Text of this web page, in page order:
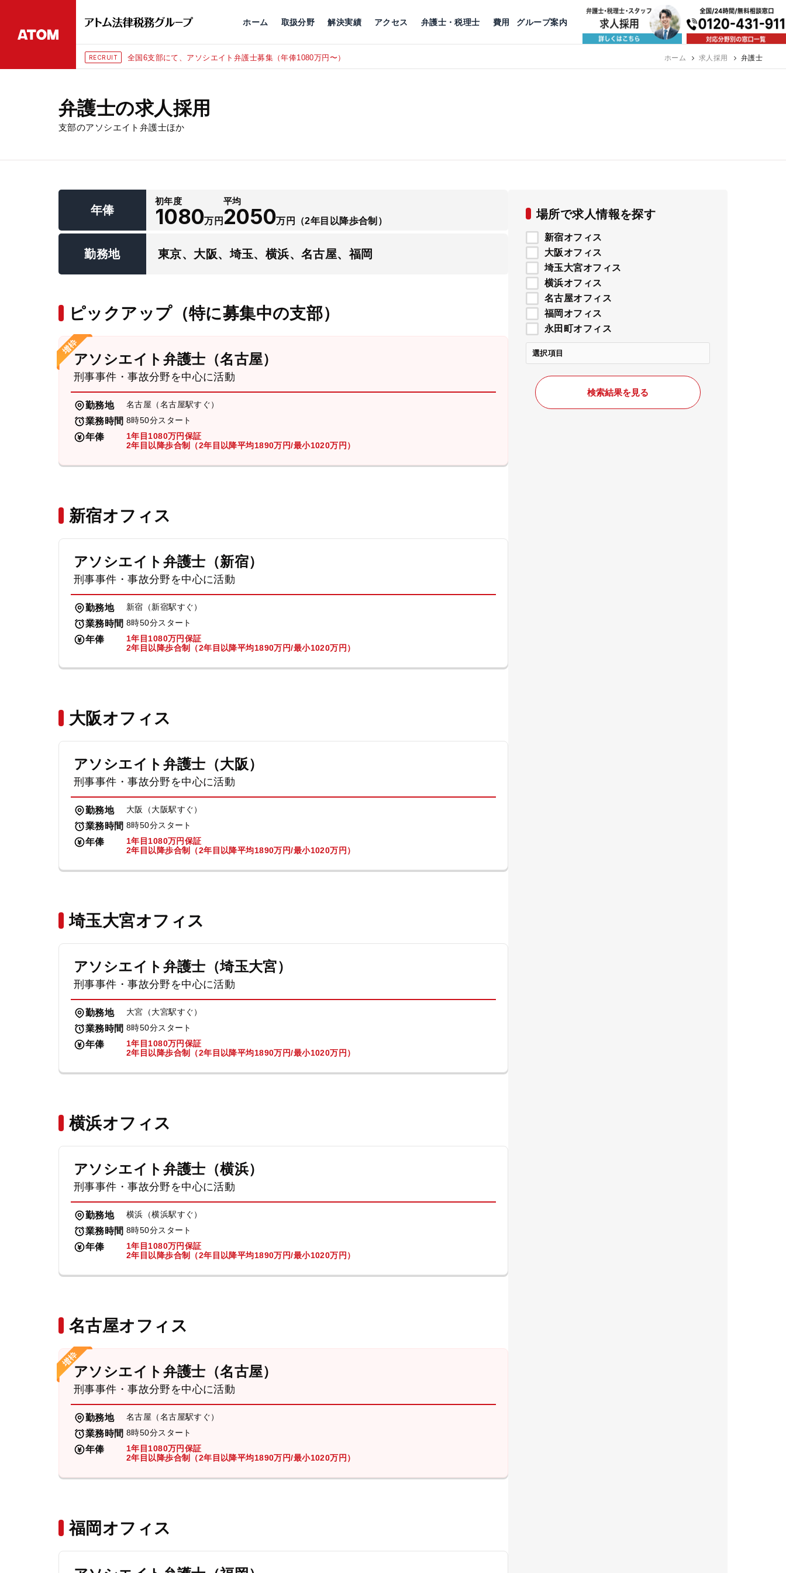
ホーム 取扱分野
公益活動
解決実績 アクセス
京都 神戸 福岡
弁護士・税理士 費用 グループ案内
RECRUIT 全国6支部にて、アソシエイト弁護士募集（年俸1080万円〜）
弁護士の求人採用
支部のアソシエイト弁護士ほか
場所で求人情報を探す
新宿オフィス
大阪オフィス
埼玉大宮オフィス
横浜オフィス
名古屋オフィス
福岡オフィス
永田町オフィス
選択項目
検索結果を見る
年俸
初年度
1080万円
平均
2050万円 （2年目以降歩合制）
勤務地 東京、大阪、埼玉、横浜、名古屋、福岡
ピックアップ（特に募集中の支部）
アソシエイト弁護士（名古屋）
刑事事件・事故分野を中心に活動
勤務地 名古屋（名古屋駅すぐ）
業務時間 8時50分スタート
年俸
1年目1080万円保証
2年目以降歩合制（2年目以降平均1890万円/最小1020万円）
新宿オフィス
アソシエイト弁護士（新宿）
刑事事件・事故分野を中心に活動
勤務地 新宿（新宿駅すぐ）
業務時間 8時50分スタート
年俸
1年目1080万円保証
2年目以降歩合制（2年目以降平均1890万円/最小1020万円）
大阪オフィス
アソシエイト弁護士（大阪）
刑事事件・事故分野を中心に活動
勤務地 大阪（大阪駅すぐ）
業務時間 8時50分スタート
年俸
1年目1080万円保証
2年目以降歩合制（2年目以降平均1890万円/最小1020万円）
埼玉大宮オフィス
アソシエイト弁護士（埼玉大宮）
刑事事件・事故分野を中心に活動
勤務地 大宮（大宮駅すぐ）
業務時間 8時50分スタート
年俸
1年目1080万円保証
2年目以降歩合制（2年目以降平均1890万円/最小1020万円）
横浜オフィス
アソシエイト弁護士（横浜）
刑事事件・事故分野を中心に活動
勤務地 横浜（横浜駅すぐ）
業務時間 8時50分スタート
年俸
1年目1080万円保証
2年目以降歩合制（2年目以降平均1890万円/最小1020万円）
名古屋オフィス
アソシエイト弁護士（名古屋）
刑事事件・事故分野を中心に活動
勤務地 名古屋（名古屋駅すぐ）
業務時間 8時50分スタート
年俸
1年目1080万円保証
2年目以降歩合制（2年目以降平均1890万円/最小1020万円）
福岡オフィス
ホーム 求人採用 弁護士